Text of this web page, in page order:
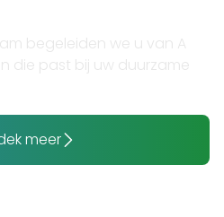
begeleiden we u van A
die past bij uw duurzame
meer